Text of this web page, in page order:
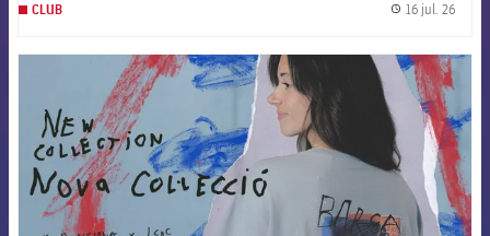
CLUB 16 jul. 26
FCB Barcelona badge